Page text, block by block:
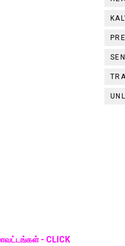
- CLICK